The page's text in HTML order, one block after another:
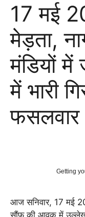
17 मई
मेड़ता,
मंडियों में
में भारी
फसलवार
Getting
आज सनिवार, 17 मई